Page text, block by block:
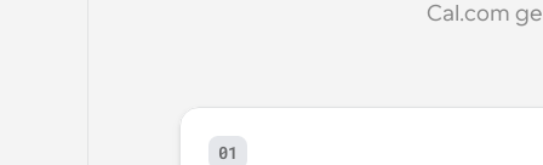
Cal.com
01